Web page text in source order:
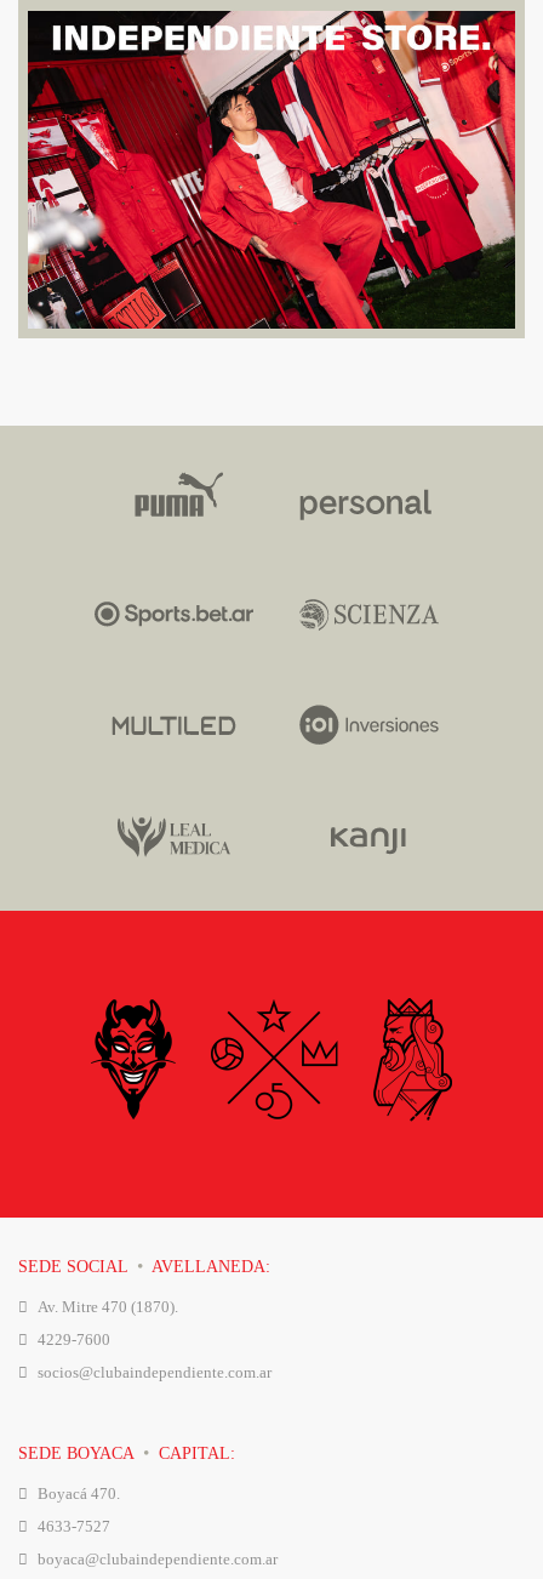
SEDE SOCIAL · AVELLANEDA:
Av. Mitre 470 (1870).
4229-7600
socios@clubaindependiente.com.ar
SEDE BOYACA · CAPITAL:
Boyacá 470.
4633-7527
boyaca@clubaindependiente.com.ar